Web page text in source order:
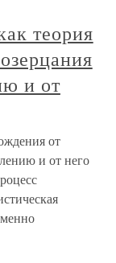
теория
и от
от
и от него